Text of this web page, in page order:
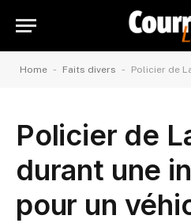
Home - Faits divers - Policier de Laval
Policier de
durant une
pour un